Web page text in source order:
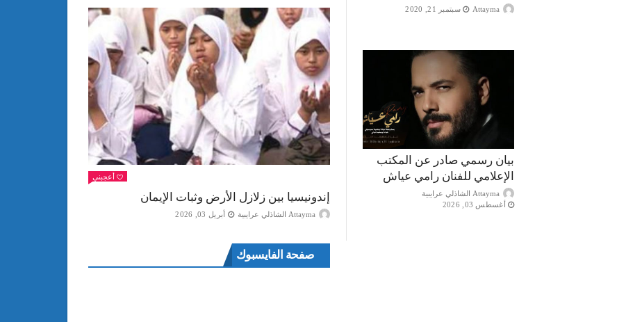
Attayma سبتمبر 21, 2020
بيان رسمي صادر عن المكتب
الإعلامي للفنان رامي عياش
Attayma الشاذلي عرايبية
أغسطس 03, 2026
أعجبني
إندونيسيا بين زلازل الأرض وثبات الإيمان
Attayma الشاذلي عرايبية أبريل 03, 2026
صفحة الفايسبوك